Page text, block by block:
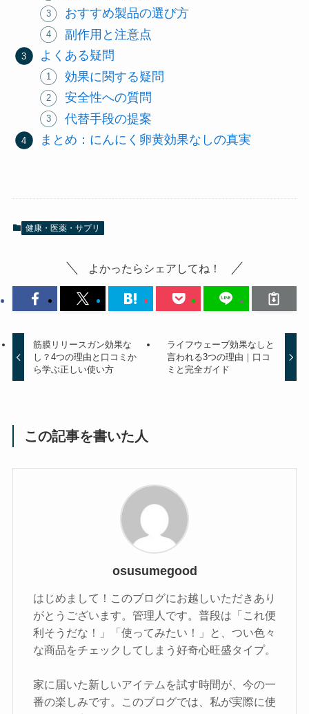
おすすめ製品の選び方
副作用と注意点
よくある疑問
効果に関する疑問
安全性への質問
代替手段の提案
まとめ：にんにく卵黄効果なしの真実
健康・医薬・サプリ
よかったらシェアしてね！
筋膜リリースガン効果な
し？4つの理由と口コミか
ら学ぶ正しい使い方
ライフウェーブ効果なしと
言われる3つの理由｜口コ
ミと完全ガイド
この記事を書いた人
osusumegood
はじめまして！このブログにお越しいただきあり
がとうございます。管理人です。普段は「これ便
利そうだな！」「使ってみたい！」と、つい色々
な商品をチェックしてしまう好奇心旺盛タイプ。
家に届いた新しいアイテムを試す時間が、今の一
番の楽しみです。このブログでは、私が実際に使